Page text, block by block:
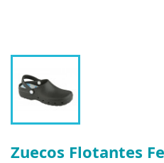
Zuecos Flotantes